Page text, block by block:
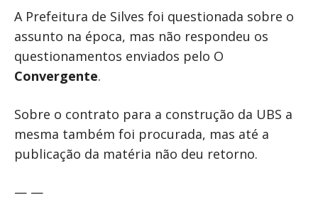
A Prefeitura de Silves foi questionada sobre o
assunto na época, mas não respondeu os
questionamentos enviados pelo O
Convergente.
Sobre o contrato para a construção da UBS a
mesma também foi procurada, mas até a
publicação da matéria não deu retorno.
— —